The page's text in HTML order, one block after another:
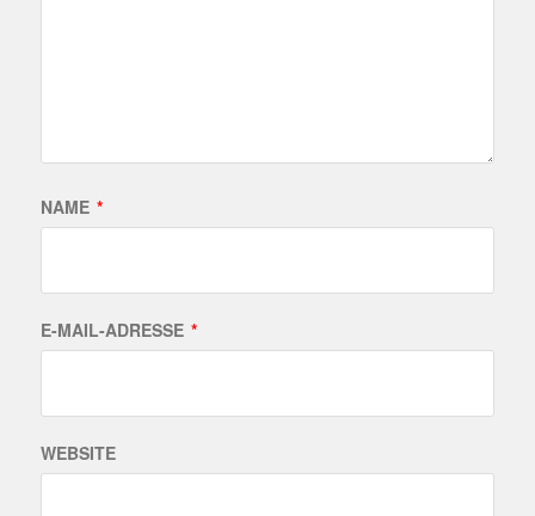
NAME *
E-MAIL-ADRESSE *
WEBSITE